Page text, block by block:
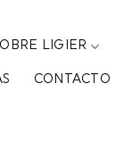
LIGIER
CONTACTO